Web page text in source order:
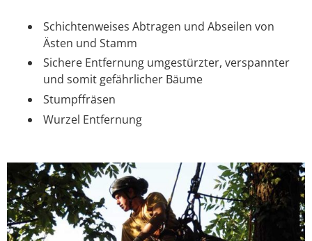
Schichtenweises Abtragen und Abseilen von
Ästen und Stamm
Sichere Entfernung umgestürzter, verspannter
und somit gefährlicher Bäume
Stumpffräsen
Wurzel Entfernung